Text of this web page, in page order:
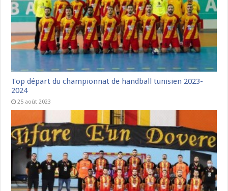
Top départ du championnat de handball tunisien 2023-
2024
25 août 2023